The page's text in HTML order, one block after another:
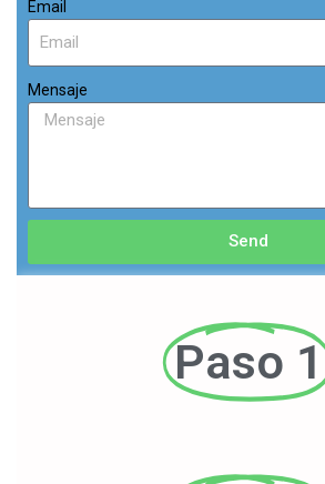
Email
Mensaje
Send
Paso 1